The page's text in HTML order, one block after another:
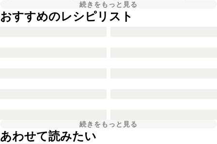
続きをもっと見る
おすすめのレシピリスト
続きをもっと見る
あわせて読みたい